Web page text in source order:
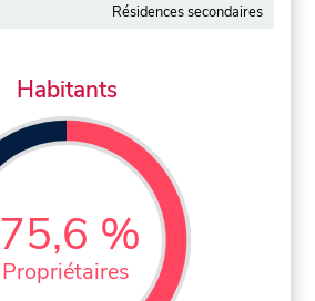
Résidences secondaires
Habitants
75,6 %
Propriétaires